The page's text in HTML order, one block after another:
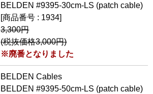
BELDEN #9395-30cm-LS (patch cable)
[商品番号 : 1934]
3,300円
(税抜価格3,000円)
※廃番となりました
BELDEN Cables
BELDEN #9395-50cm-LS (patch cable)